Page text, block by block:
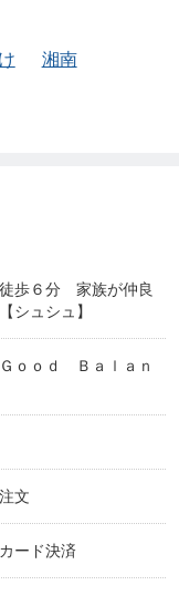
湘南
歩６分 家族が仲良
シュシュ】
ｏｏｄ Ｂａｌａｎ
文
ード決済